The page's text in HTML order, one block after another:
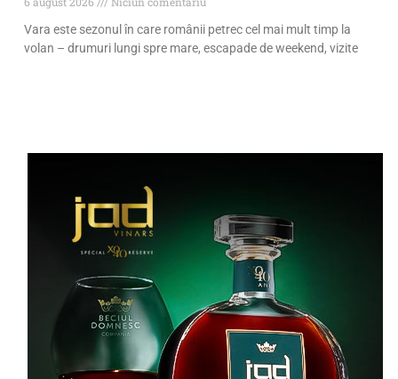
Vara este sezonul în care românii petrec cel mai mult timp la
volan – drumuri lungi spre mare, escapade de weekend, vizite